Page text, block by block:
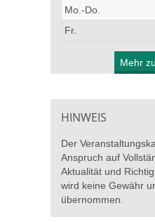
Mo.-Do.
Fr.
Mehr
HINWEIS
Der
Anspruch auf
Aktualität und
wird keine Gewähr
übernommen.